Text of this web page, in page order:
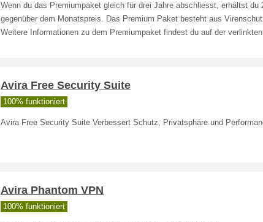
Wenn du das Premiumpaket gleich für drei Jahre abschliesst, erhältst du
gegenüber dem Monatspreis. Das Premium Paket besteht aus
Weitere Informationen zu dem Premiumpaket findest du auf der
Avira Free Security Suite
100% funktioniert
Avira Free Security Suite Verbessert Schutz, Privatsphäre und
Avira Phantom VPN
100% funktioniert